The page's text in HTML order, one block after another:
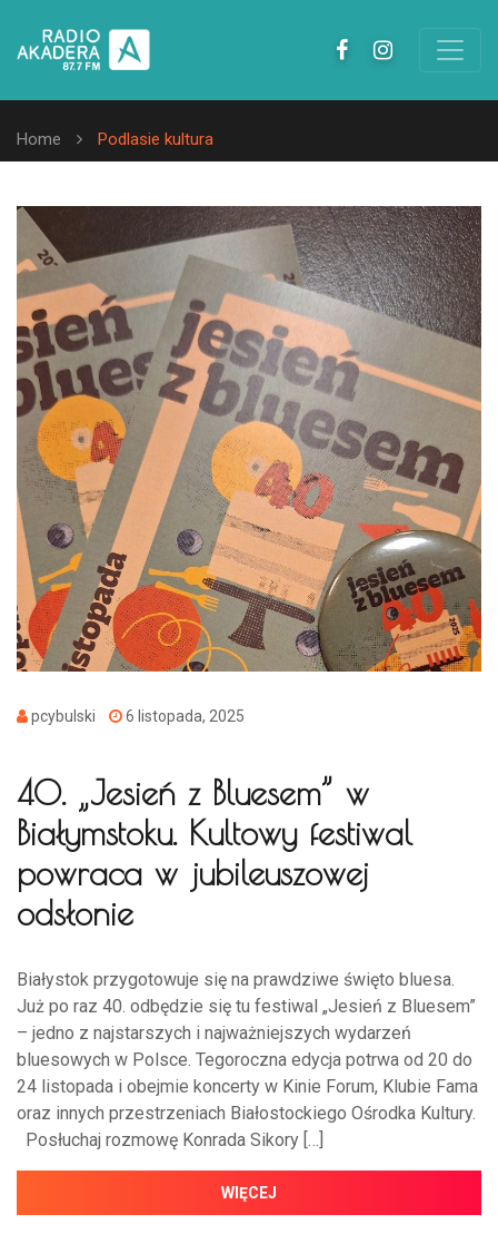
Home Podlasie kultura
pcybulski 6 listopada, 2025
40. „Jesień z Bluesem” w
Białymstoku. Kultowy festiwal
powraca w jubileuszowej
odsłonie
Białystok przygotowuje się na prawdziwe święto bluesa.
Już po raz 40. odbędzie się tu festiwal „Jesień z Bluesem”
– jedno z najstarszych i najważniejszych wydarzeń
bluesowych w Polsce. Tegoroczna edycja potrwa od 20 do
24 listopada i obejmie koncerty w Kinie Forum, Klubie Fama
oraz innych przestrzeniach Białostockiego Ośrodka Kultury.
Posłuchaj rozmowę Konrada Sikory […]
WIĘCEJ